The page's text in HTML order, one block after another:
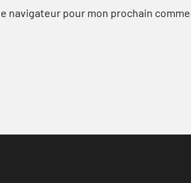
navigateur pour mon prochain